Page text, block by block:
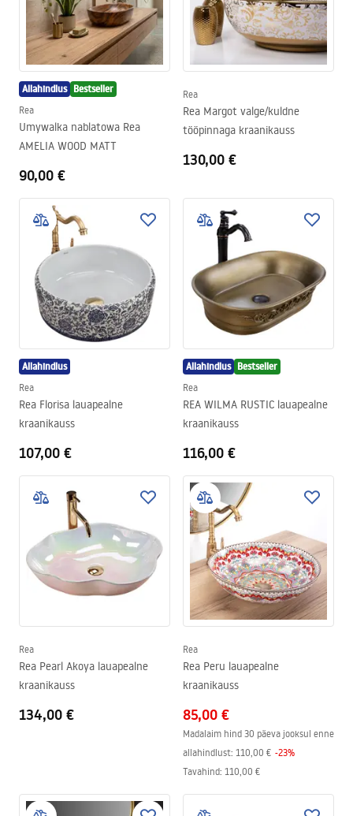
Allahindlus Bestseller
Rea
Umywalka nablatowa Rea
AMELIA WOOD MATT
90,00 €
Rea
Rea Margot valge/kuldne
tööpinnaga kraanikauss
130,00 €
Allahindlus
Rea
Rea Florisa lauapealne
kraanikauss
107,00 €
Allahindlus Bestseller
Rea
REA WILMA RUSTIC lauapealne
kraanikauss
116,00 €
Rea
Rea Pearl Akoya lauapealne
kraanikauss
134,00 €
Rea
Rea Peru lauapealne
kraanikauss
85,00 €
Madalaim hind 30 päeva jooksul enne
allahindlust: 110,00 € -23%
Tavahind: 110,00 €